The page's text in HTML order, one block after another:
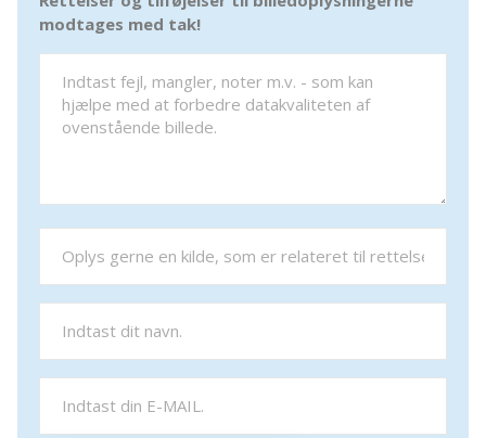
modtages med tak!